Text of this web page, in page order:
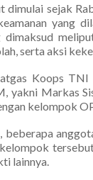
dimulai sejak
yang
serta aksi
Koops
yakni Markas
kelompok
lainnya.